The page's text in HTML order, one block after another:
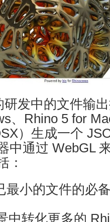
研发中的文件输
、Rhino 5 for
）生成一个
中通过 WebGL
：
最小的文件的必
中转化更多的